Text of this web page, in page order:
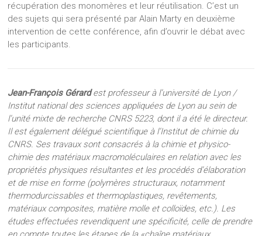
récupération des monomères et leur réutilisation. C’est un
des sujets qui sera présenté par Alain Marty en deuxième
intervention de cette conférence, afin d’ouvrir le débat avec
les participants.
Jean-François Gérardest professeur à l’université de Lyon /
Institut national des sciences appliquées de Lyon au sein de
l’unité mixte de recherche CNRS 5223, dont il a été le directeur.
Il est également délégué scientifique à l’Institut de chimie du
CNRS. Ses travaux sont consacrés à la chimie et physico-
chimie des matériaux macromoléculaires en relation avec les
propriétés physiques résultantes et les procédés d’élaboration
et de mise en forme (polymères structuraux, notamment
thermodurcissables et thermoplastiques, revêtements,
matériaux composites, matière molle et colloïdes, etc.). Les
études effectuées revendiquent une spécificité, celle de prendre